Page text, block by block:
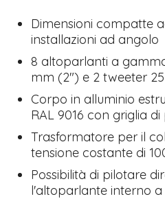
Dimensioni compatte
installazioni ad angolo
8 altoparlanti a
mm (2") e 2 tweeter
Corpo in alluminio
RAL 9016 con griglia
Trasformatore per il
tensione costante di
Possibilità di pilotare
l'altoparlante interno